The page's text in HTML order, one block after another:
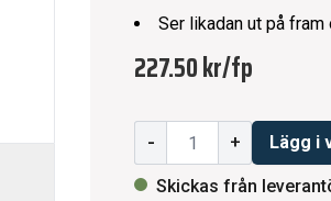
Ser likadan ut på
227.50 kr/fp
- + Lägg i
Skickas från